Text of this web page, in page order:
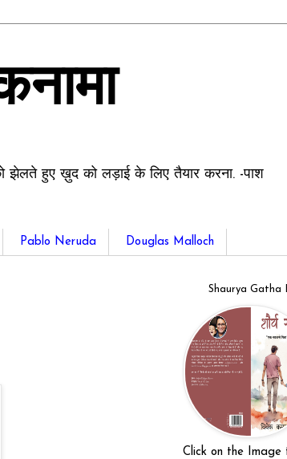
झेलते हुए ख़ुद को लड़ाई के लिए तैयार करना. -पाश
Pablo Neruda Douglas Malloch
Shaurya Gatha
Click on the Image